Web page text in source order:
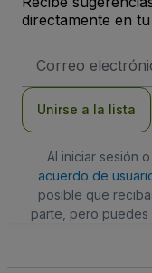
directamente en
de
Unirse a la lista
Al iniciar sesión
acuerdo de
posible que
parte, pero puedes